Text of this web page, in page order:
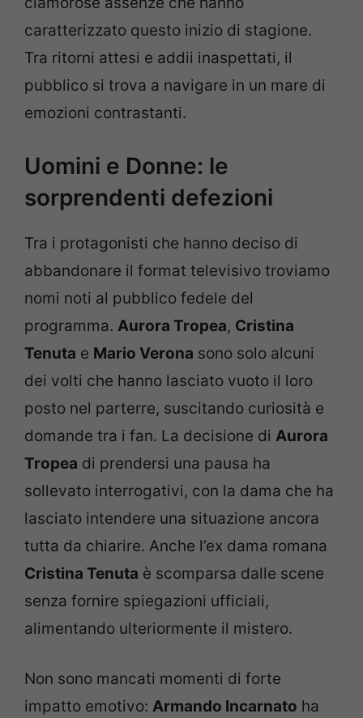
caratterizzato questo inizio di stagione.
Tra ritorni attesi e addii inaspettati, il
pubblico si trova a navigare in un mare di
emozioni contrastanti.
Uomini e Donne: le
sorprendenti defezioni
Tra i protagonisti che hanno deciso di
abbandonare il format televisivo troviamo
nomi noti al pubblico fedele del
programma. Aurora Tropea, Cristina
Tenuta e Mario Verona sono solo alcuni
dei volti che hanno lasciato vuoto il loro
posto nel parterre, suscitando curiosità e
domande tra i fan. La decisione di Aurora
Tropea di prendersi una pausa ha
sollevato interrogativi, con la dama che ha
lasciato intendere una situazione ancora
tutta da chiarire. Anche l’ex dama romana
Cristina Tenuta è scomparsa dalle scene
senza fornire spiegazioni ufficiali,
alimentando ulteriormente il mistero.
Non sono mancati momenti di forte
impatto emotivo: Armando Incarnato ha